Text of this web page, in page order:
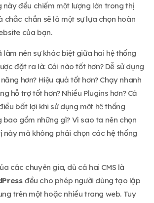
này đều chiếm một lượng lớn trong thị
chắc chắn sẽ là một sự lựa chọn hoàn
của bạn.
làm nên sự khác biệt giữa hai hệ thống
đặt ra là: Cái nào tốt hơn? Dễ sử dụng
hơn? Hiệu quả tốt hơn? Chạy nhanh
hỗ trợ tốt hơn? Nhiều Plugins hơn? Cả
bất lợi khi sử dụng một hệ thống
bao gồm những gì? Vì sao ta nên chọn
này mà không phải chọn các hệ thống
các chuyên gia, dù cả hai CMS là
đều cho phép người dùng tạo lập
trên một hoặc nhiều trang web. Tuy